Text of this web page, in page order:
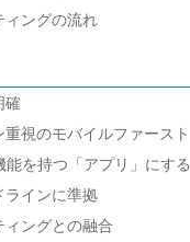
ィングの流れ
確
重視のモバイルファースト
能を持つ「アプリ」にする
ラインに準拠
ィングとの融合